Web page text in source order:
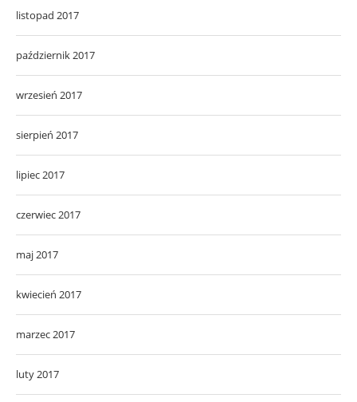
listopad 2017
październik 2017
wrzesień 2017
sierpień 2017
lipiec 2017
czerwiec 2017
maj 2017
kwiecień 2017
marzec 2017
luty 2017